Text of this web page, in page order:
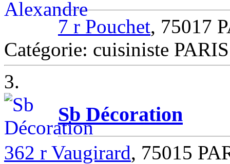
7 r Pouchet, 75017
Catégorie: cuisiniste PARIS
3.
Sb Décoration
362 r Vaugirard, 75015